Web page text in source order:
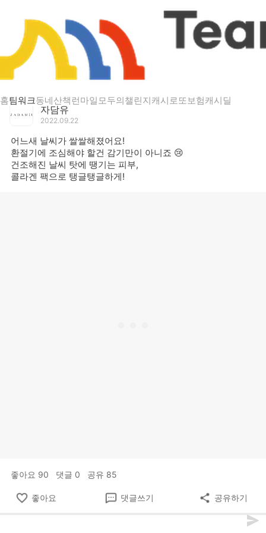
홈팀워크동네산책 런마일모두의챌린지캐시로또보험캐시딜
게시글 상세
어느새 날씨가 쌀쌀해졌어요!
자담유
2022.09.22
어느새 날씨가 쌀쌀해졌어요!
환절기에 조심해야 할건 감기만이 아니죠 😢
건조해진 날씨 탓에 땡기는 피부,
콜라겐 팩으로 탱글탱글하게!
좋아요 90 댓글 0 공유 85
좋아요 댓글쓰기 공유하기